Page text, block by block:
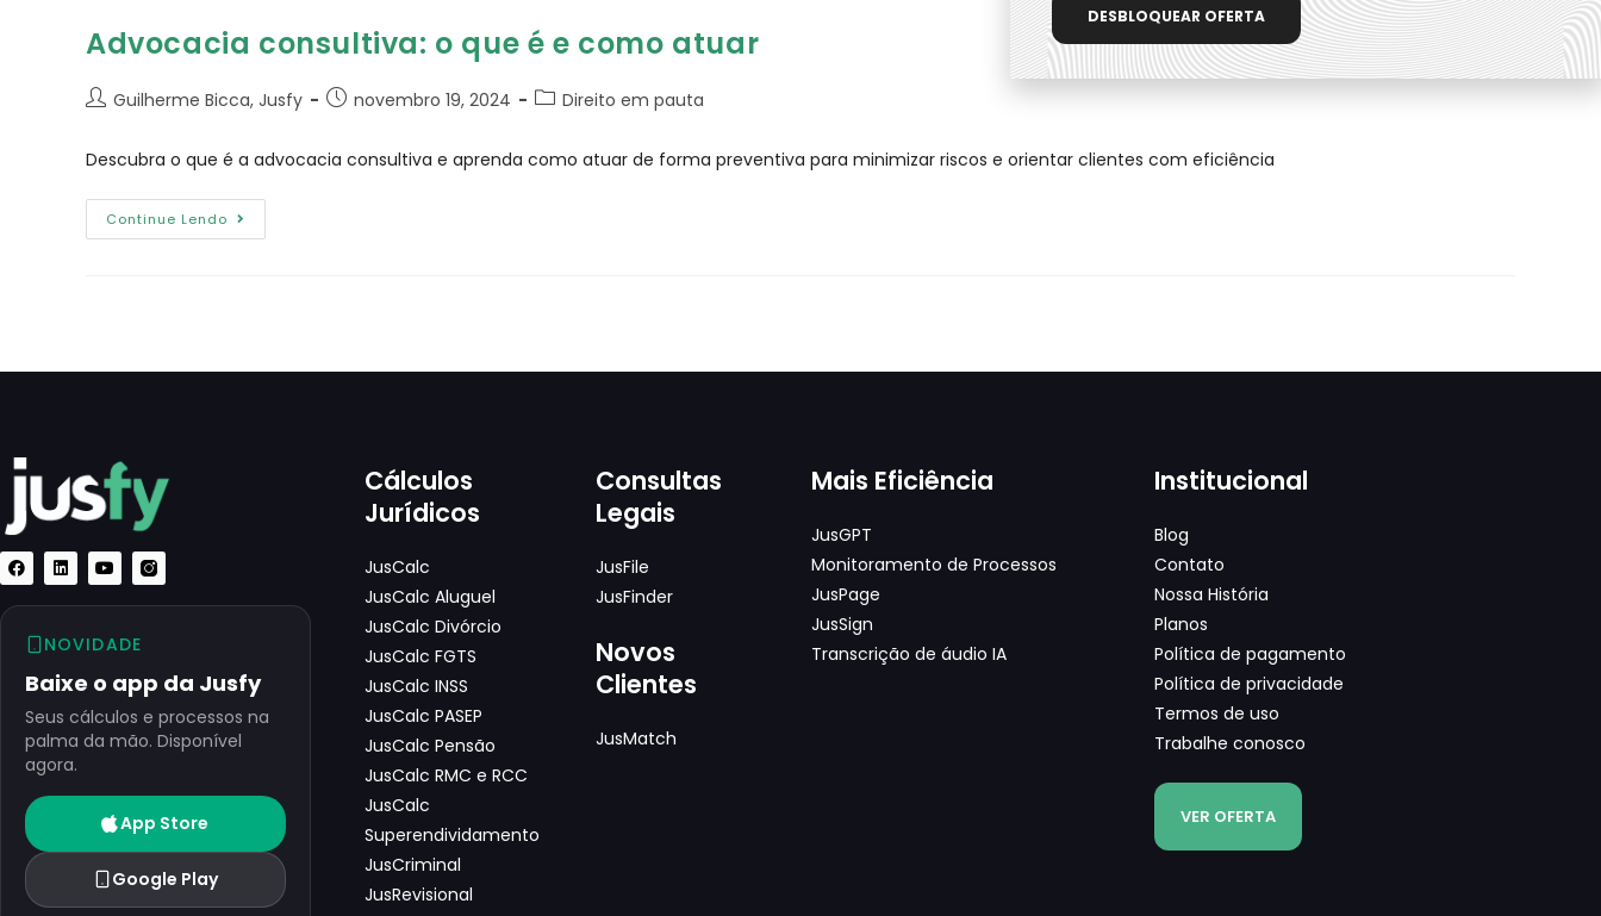
Advocacia consultiva: o que é e como atuar
Guilherme Bicca, Jusfy novembro 19, 2024 Direito em pauta
Descubra o que é a advocacia consultiva e aprenda como atuar de forma preventiva para minimizar riscos e orientar clientes com eficiência
Continue Lendo
NOVIDADE
Baixe o app da Jusfy
Seus cálculos e processos na
palma da mão. Disponível
agora.
App Store
Google Play
Cálculos
Jurídicos
JusCalc
JusCalc Aluguel
JusCalc Divórcio
JusCalc FGTS
JusCalc INSS
JusCalc PASEP
JusCalc Pensão
JusCalc RMC e RCC
JusCalc
Superendividamento
JusCriminal
JusRevisional
Consultas
Legais
JusFile
JusFinder
Novos
Clientes
JusMatch
Mais Eficiência
JusGPT
Monitoramento de Processos
JusPage
JusSign
Transcrição de áudio IA
Institucional
Blog
Contato
Nossa História
Planos
Política de pagamento
Política de privacidade
Termos de uso
Trabalhe conosco
VER OFERTA
DESBLOQUEAR OFERTA